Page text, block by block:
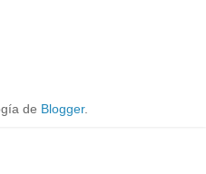
de Blogger.